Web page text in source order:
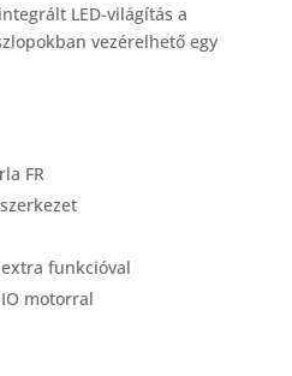
LED-világítás a
vezérelhető egy
FR
funkcióval
motorral